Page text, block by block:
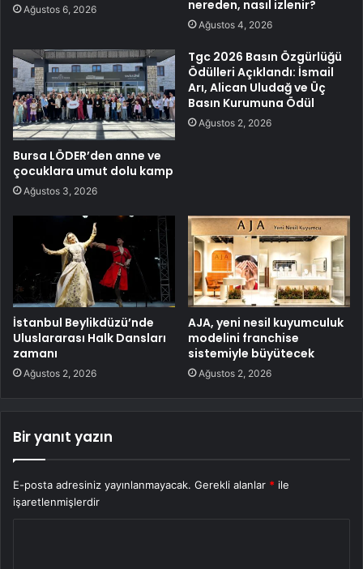
Ağustos 6, 2026 nereden, nasıl izlenir?
Ağustos 4, 2026
Bursa LÖDER’den anne ve
çocuklara umut dolu kamp
Ağustos 3, 2026
Tgc 2026 Basın Özgürlüğü
Ödülleri Açıklandı: İsmail
Arı, Alican Uludağ ve Üç
Basın Kurumuna Ödül
Ağustos 2, 2026
İstanbul Beylikdüzü’nde
Uluslararası Halk Dansları
zamanı
Ağustos 2, 2026
AJA, yeni nesil kuyumculuk
modelini franchise
sistemiyle büyütecek
Ağustos 2, 2026
Bir yanıt yazın
E-posta adresiniz yayınlanmayacak. Gerekli alanlar * ile
işaretlenmişlerdir